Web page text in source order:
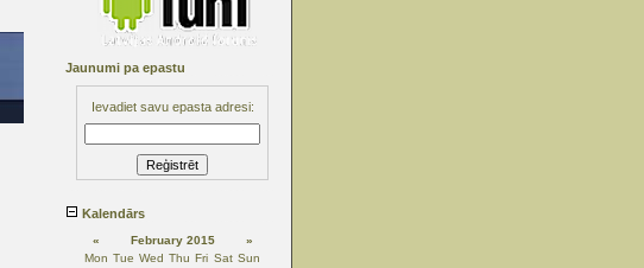
Jaunumi pa epastu
Ievadiet savu epasta adresi:
Kalendārs
« February 2015
»
Mon Tue Wed Thu Fri Sat Sun